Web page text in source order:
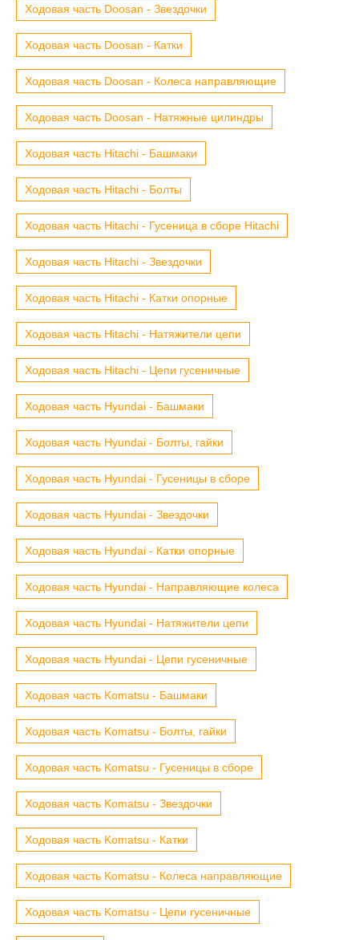
Ходовая часть Doosan - Звездочки
Ходовая часть Doosan - Катки
Ходовая часть Doosan - Колеса направляющие
Ходовая часть Doosan - Натяжные цилиндры
Ходовая часть Hitachi - Башмаки
Ходовая часть Hitachi - Болты
Ходовая часть Hitachi - Гусеница в сборе Hitachi
Ходовая часть Hitachi - Звездочки
Ходовая часть Hitachi - Катки опорные
Ходовая часть Hitachi - Натяжители цепи
Ходовая часть Hitachi - Цепи гусеничные
Ходовая часть Hyundai - Башмаки
Ходовая часть Hyundai - Болты, гайки
Ходовая часть Hyundai - Гусеницы в сборе
Ходовая часть Hyundai - Звездочки
Ходовая часть Hyundai - Катки опорные
Ходовая часть Hyundai - Направляющие колеса
Ходовая часть Hyundai - Натяжители цепи
Ходовая часть Hyundai - Цепи гусеничные
Ходовая часть Komatsu - Башмаки
Ходовая часть Komatsu - Болты, гайки
Ходовая часть Komatsu - Гусеницы в сборе
Ходовая часть Komatsu - Звездочки
Ходовая часть Komatsu - Катки
Ходовая часть Komatsu - Колеса направляющие
Ходовая часть Komatsu - Цепи гусеничные